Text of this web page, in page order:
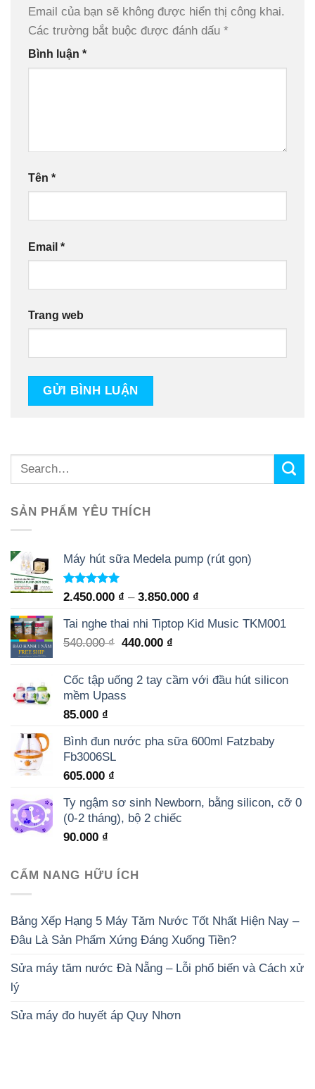
Email của bạn sẽ không được hiển thị công khai.
Các trường bắt buộc được đánh dấu *
Bình luận *
Tên *
Email *
Trang web
SẢN PHẨM YÊU THÍCH
Máy hút sữa Medela pump (rút gọn)
Rated 5.00
2.450.000 ₫ – 3.850.000 ₫
Tai nghe thai nhi Tiptop Kid Music TKM001
540.000₫ 440.000 ₫
Cốc tập uống 2 tay cầm với đầu hút silicon
mềm Upass
85.000 ₫
Bình đun nước pha sữa 600ml Fatzbaby
Fb3006SL
605.000 ₫
Ty ngậm sơ sinh Newborn, bằng silicon, cỡ 0
(0-2 tháng), bộ 2 chiếc
90.000 ₫
CẨM NANG HỮU ÍCH
Bảng Xếp Hạng 5 Máy Tăm Nước Tốt Nhất Hiện Nay –
Đâu Là Sản Phẩm Xứng Đáng Xuống Tiền?
Sửa máy tăm nước Đà Nẵng – Lỗi phổ biến và Cách xử
lý
Sửa máy đo huyết áp Quy Nhơn